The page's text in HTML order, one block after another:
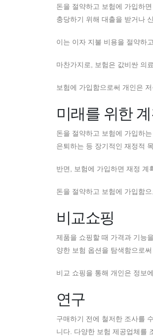
돈을 절약하고 보험에 가입하
충당하기 위해 대출을 받거나
이는 이자 지불 비용을 절약하
마찬가지로, 보험은 값비싼 의
보험에 가입함으로써 개인은
미래를 위한
돈을 절약하고 보험에 가입하
은퇴하는 등 장기적인 재정적
반면, 보험에 가입하면 재정 계
돈을 절약하고 보험에 가입함
비교쇼핑
제품을 쇼핑할 때 가격과 기능
양한 보험 옵션을 탐색함으로
비교 쇼핑을 통해 개인은 정보
연구
구매하기 전에 철저한 조사를
니다. 다양한 보험 제공업체를